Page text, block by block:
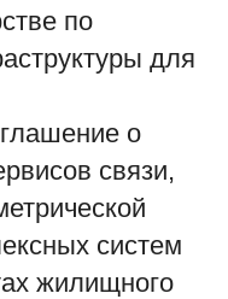
по
для
о
связи,
систем
жилищного